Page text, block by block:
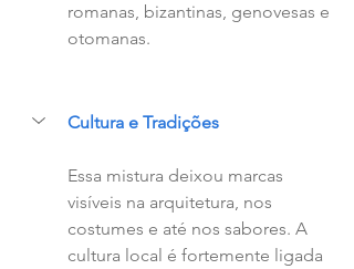
romanas, bizantinas, genovesas e
otomanas.
Cultura e Tradições
Essa mistura deixou marcas
visíveis na arquitetura, nos
costumes e até nos sabores. A
cultura local é fortemente ligada